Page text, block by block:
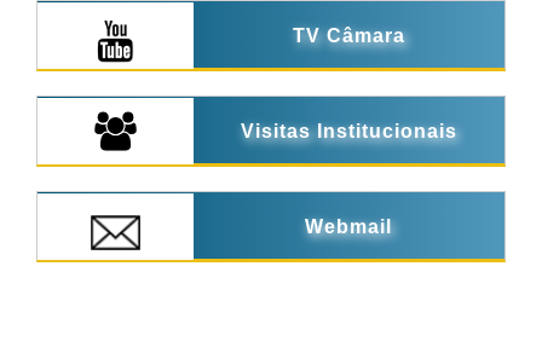
TV Câmara
Visitas Institucionais
Webmail